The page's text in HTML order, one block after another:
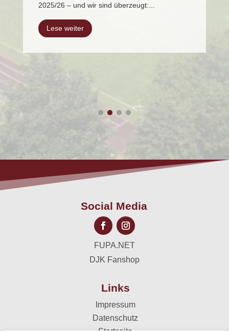
2025/26 – und wir sind überzeugt:...
Lese weiter
Social Media
FUPA.NET
DJK Fanshop
Links
Impressum
Datenschutz